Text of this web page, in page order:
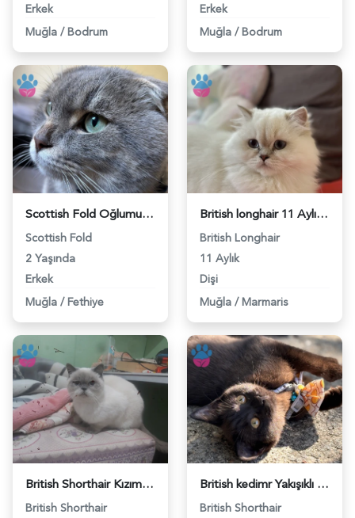
Erkek
Muğla / Bodrum
Erkek
Muğla / Bodrum
Scottish Fold Oğlumuza eş arıyoruz - 118981872
Scottish Fold
2 Yaşında
Erkek
Muğla / Fethiye
British longhair 11 Aylık Dişi Kedim Eş Arıyor - 118981757
British Longhair
11 Aylık
Dişi
Muğla / Marmaris
British Shorthair Kızım mia ya eş arıyorum - 118981417
British Shorthair
British kedimr Yakışıklı bir eş arıyoruz - 118981228
British Shorthair